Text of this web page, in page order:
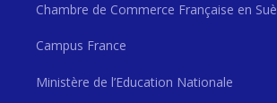
Chambre de Commerce Française en
Campus France
Ministère de l’Education Nationale